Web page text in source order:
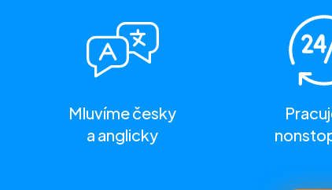
Mluvíme česky
a anglicky